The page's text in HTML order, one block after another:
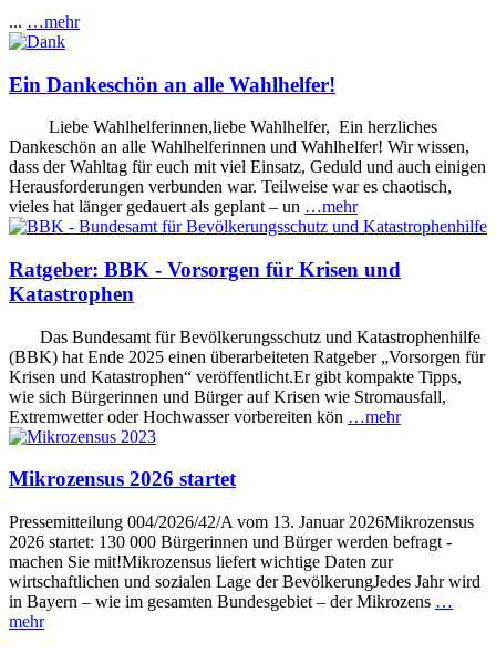
... …mehr
Ein Dankeschön an alle Wahlhelfer!
Liebe Wahlhelferinnen,liebe Wahlhelfer, Ein herzliches
Dankeschön an alle Wahlhelferinnen und Wahlhelfer! Wir wissen,
dass der Wahltag für euch mit viel Einsatz, Geduld und auch einigen
Herausforderungen verbunden war. Teilweise war es chaotisch,
vieles hat länger gedauert als geplant – un …mehr
Ratgeber: BBK - Vorsorgen für Krisen und
Katastrophen
Das Bundesamt für Bevölkerungsschutz und Katastrophenhilfe
(BBK) hat Ende 2025 einen überarbeiteten Ratgeber „Vorsorgen für
Krisen und Katastrophen“ veröffentlicht.Er gibt kompakte Tipps,
wie sich Bürgerinnen und Bürger auf Krisen wie Stromausfall,
Extremwetter oder Hochwasser vorbereiten kön …mehr
Mikrozensus 2026 startet
Pressemitteilung 004/2026/42/A vom 13. Januar 2026Mikrozensus
2026 startet: 130 000 Bürgerinnen und Bürger werden befragt -
machen Sie mit!Mikrozensus liefert wichtige Daten zur
wirtschaftlichen und sozialen Lage der BevölkerungJedes Jahr wird
in Bayern – wie im gesamten Bundesgebiet – der Mikrozens …
mehr